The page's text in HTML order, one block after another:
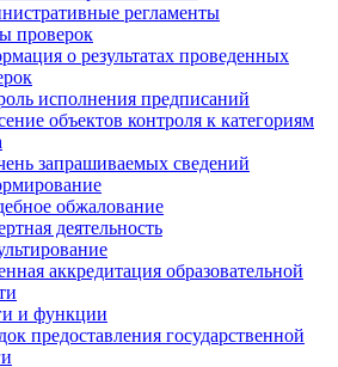
регламенты
проверок
о результатах проведенных
исполнения предписаний
объектов контроля к категориям
запрашиваемых сведений
обжалование
деятельность
аккредитация образовательной
и функции
предоставления государственной